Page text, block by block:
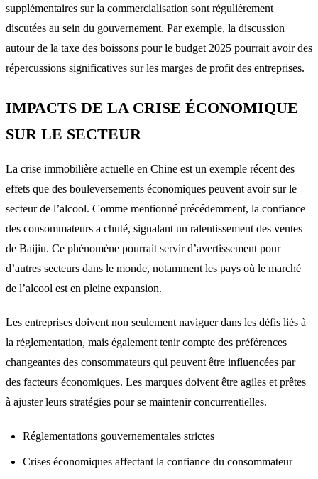
supplémentaires sur la commercialisation sont régulièrement
discutées au sein du gouvernement. Par exemple, la discussion
autour de la taxe des boissons pour le budget 2025 pourrait avoir des
répercussions significatives sur les marges de profit des entreprises.
IMPACTS DE LA CRISE ÉCONOMIQUE
SUR LE SECTEUR
La crise immobilière actuelle en Chine est un exemple récent des
effets que des bouleversements économiques peuvent avoir sur le
secteur de l’alcool. Comme mentionné précédemment, la confiance
des consommateurs a chuté, signalant un ralentissement des ventes
de Baijiu. Ce phénomène pourrait servir d’avertissement pour
d’autres secteurs dans le monde, notamment les pays où le marché
de l’alcool est en pleine expansion.
Les entreprises doivent non seulement naviguer dans les défis liés à
la réglementation, mais également tenir compte des préférences
changeantes des consommateurs qui peuvent être influencées par
des facteurs économiques. Les marques doivent être agiles et prêtes
à ajuster leurs stratégies pour se maintenir concurrentielles.
Réglementations gouvernementales strictes
Crises économiques affectant la confiance du consommateur